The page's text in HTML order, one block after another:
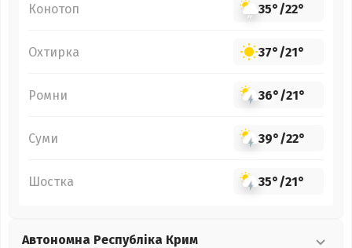
Конотоп 35°/22°
Охтирка 37°/21°
Ромни 36°/21°
Суми 39°/22°
Шостка 35°/21°
Автономна Республіка Крим